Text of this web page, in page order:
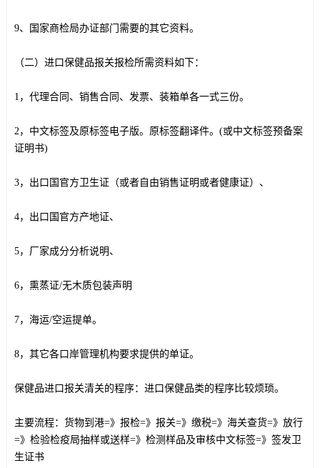
9、国家商检局办证部门需要的其它资料。
（二）进口保健品报关报检所需资料如下：
1，代理合同、销售合同、发票、装箱单各一式三份。
2，中文标签及原标签电子版。原标签翻译件。(或中文标签预备案
证明书)
3，出口国官方卫生证（或者自由销售证明或者健康证）、
4，出口国官方产地证、
5，厂家成分分析说明、
6，熏蒸证/无木质包装声明
7，海运/空运提单。
8，其它各口岸管理机构要求提供的单证。
保健品进口报关清关的程序：进口保健品类的程序比较烦琐。
主要流程：货物到港=》报检=》报关=》缴税=》海关查货=》放行
=》检验检疫局抽样或送样=》检测样品及审核中文标签=》签发卫
生证书